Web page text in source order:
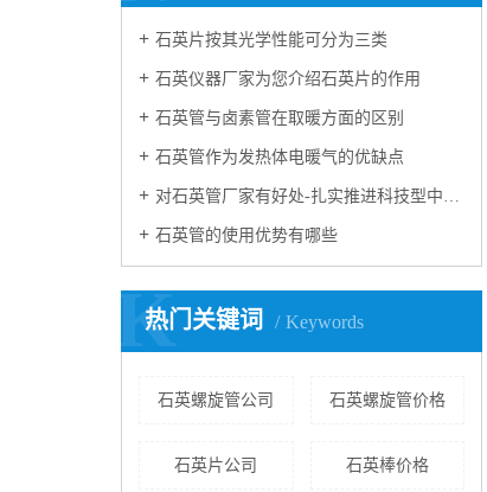
石英片按其光学性能可分为三类
石英仪器厂家为您介绍石英片的作用
石英管与卤素管在取暖方面的区别
石英管作为发热体电暖气的优缺点
对石英管厂家有好处-扎实推进科技型中小企业培
石英管的使用优势有哪些
热门关键词 Keywords
K
石英螺旋管公司 石英螺旋管价格
石英片公司 石英棒价格